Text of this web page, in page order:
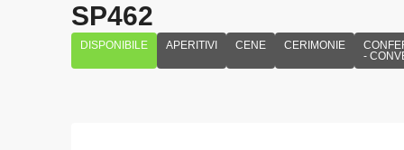
SP462
DISPONIBILE APERITIVI CENE CERIMONIE
-